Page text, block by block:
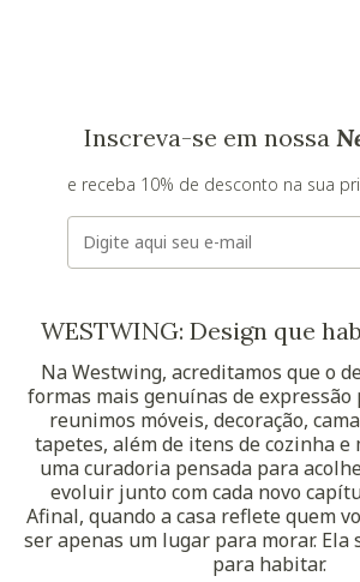
Inscreva-se em nossa
e receba 10% de desconto na sua
E-mail
WESTWING: Design que
Na Westwing, acreditamos que o
formas mais genuínas de expressão
reunimos móveis, decoração,
tapetes, além de itens de cozinha e
uma curadoria pensada para
evoluir junto com cada novo
Afinal, quando a casa reflete quem
ser apenas um lugar para morar.
para habitar.